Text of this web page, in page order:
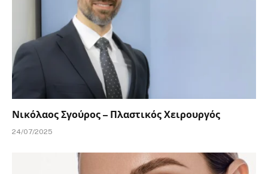
Νικόλαος Σγούρος – Πλαστικός Χειρουργός
24/07/2025